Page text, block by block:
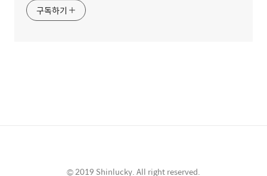
구독하기
© 2019 Shinlucky. All right reserved.